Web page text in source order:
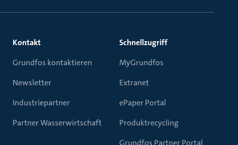
Kontakt
Grundfos kontaktieren
Newsletter
Industriepartner
Partner Wasserwirtschaft
Schnellzugriff
MyGrundfos
Extranet
ePaper Portal
Produktrecycling
Grundfos Partner Portal